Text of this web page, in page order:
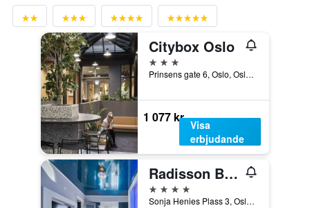
Citybox Oslo
3 stjärnor
Prinsens gate 6, Oslo, Oslo, Norge
1 077 kr
Visa
erbjudande
Radisson Blu Plaza Hotel, Oslo
4 stjärnor
Sonja Henies Plass 3, Oslo, Oslo, Norge